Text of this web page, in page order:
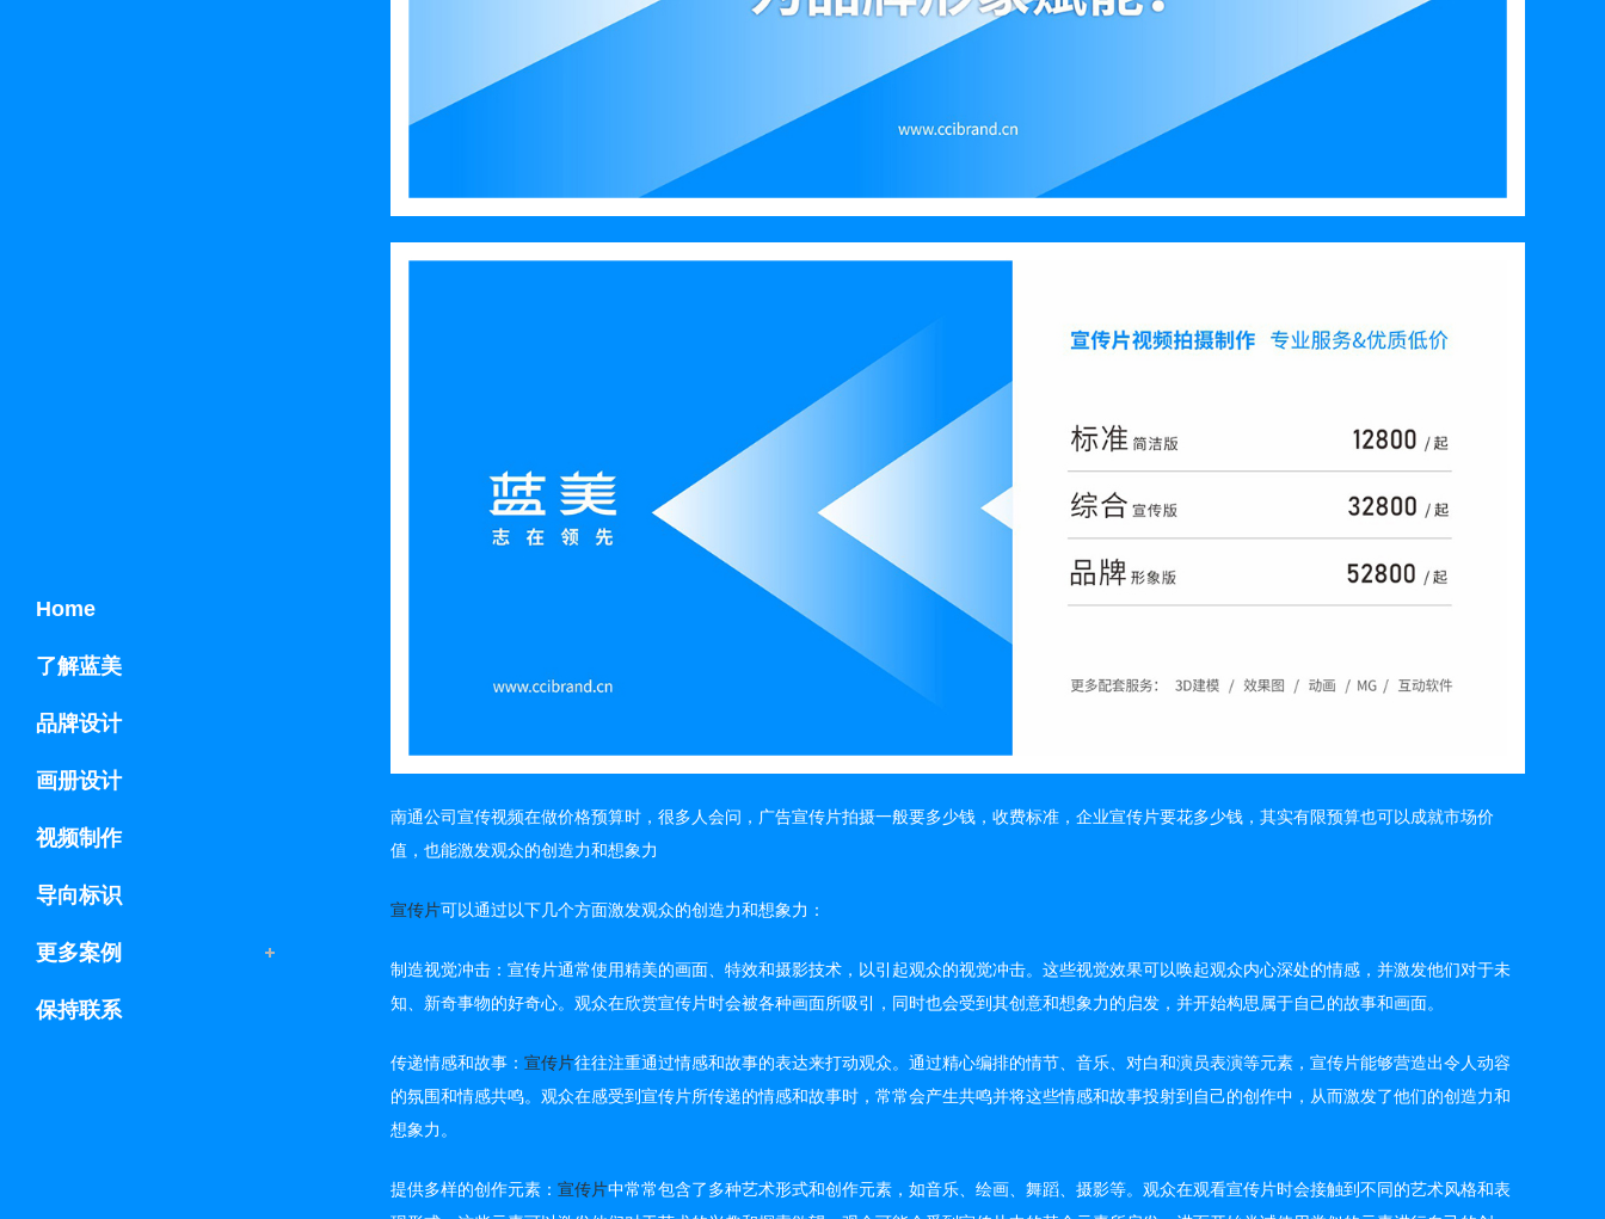
Home
了解蓝美
品牌设计
画册设计
视频制作
导向标识
更多案例
保持联系
南通公司宣传视频在做价格预算时，很多人会问，广告宣传片拍摄一般要多少钱，收费标准，企业宣传片要花多少钱，其实有限预算也可以成就市场价
值，也能激发观众的创造力和想象力
宣传片可以通过以下几个方面激发观众的创造力和想象力：
制造视觉冲击：宣传片通常使用精美的画面、特效和摄影技术，以引起观众的视觉冲击。这些视觉效果可以唤起观众内心深处的情感，并激发他们对于未
知、新奇事物的好奇心。观众在欣赏宣传片时会被各种画面所吸引，同时也会受到其创意和想象力的启发，并开始构思属于自己的故事和画面。
传递情感和故事： 宣传片往往注重通过情感和故事的表达来打动观众。通过精心编排的情节、音乐、对白和演员表演等元素，宣传片能够营造出令人动容
的氛围和情感共鸣。观众在感受到宣传片所传递的情感和故事时，常常会产生共鸣并将这些情感和故事投射到自己的创作中，从而激发了他们的创造力和
想象力。
提供多样的创作元素： 宣传片中常常包含了多种艺术形式和创作元素，如音乐、绘画、舞蹈、摄影等。观众在观看宣传片时会接触到不同的艺术风格和表